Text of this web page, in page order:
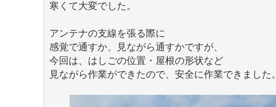
寒くて大変でした。
アンテナの支線を張る際に
感覚で通すか、見ながら通すかですが、
今回は、はしごの位置・屋根の形状など
見ながら作業ができたので、安全に作業できました。